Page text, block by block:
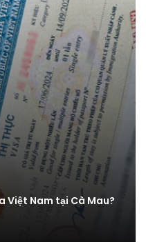
Việt Nam tại Cà Mau?